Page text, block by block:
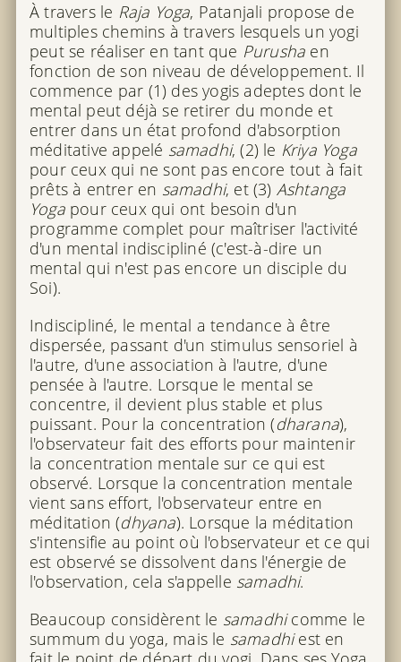
À travers le Raja Yoga, Patanjali propose de
multiples chemins à travers lesquels un yogi
peut se réaliser en tant que Purusha en
fonction de son niveau de développement. Il
commence par (1) des yogis adeptes dont le
mental peut déjà se retirer du monde et
entrer dans un état profond d'absorption
méditative appelé samadhi, (2) le Kriya Yoga
pour ceux qui ne sont pas encore tout à fait
prêts à entrer en samadhi, et (3) Ashtanga
Yogapour ceux qui ont besoin d'un
programme complet pour maîtriser l'activité
d'un mental indiscipliné (c'est-à-dire un
mental qui n'est pas encore un disciple du
Soi).
Indiscipliné, le mental a tendance à être
dispersée, passant d'un stimulus sensoriel à
l'autre, d'une association à l'autre, d'une
pensée à l'autre. Lorsque le mental se
concentre, il devient plus stable et plus
puissant. Pour la concentration (dharana),
l'observateur fait des efforts pour maintenir
la concentration mentale sur ce qui est
observé. Lorsque la concentration mentale
vient sans effort, l'observateur entre en
méditation (dhyana). Lorsque la méditation
s'intensifie au point où l'observateur et ce qui
est observé se dissolvent dans l'énergie de
l'observation, cela s'appelle samadhi.
Beaucoup considèrent le samadhicomme le
summum du yoga, mais le samadhiest en